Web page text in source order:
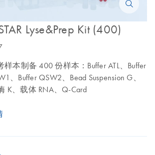
Lyse&Prep Kit (400)
本制备 400 份样本：Buffer ATL、Buffer
、Buffer QSW2、Bead Suspension G、
K、载体 RNA、Q-Card